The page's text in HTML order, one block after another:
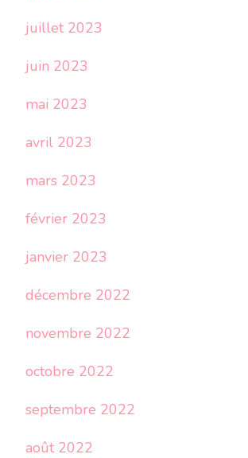
juillet 2023
juin 2023
mai 2023
avril 2023
mars 2023
février 2023
janvier 2023
décembre 2022
novembre 2022
octobre 2022
septembre 2022
août 2022